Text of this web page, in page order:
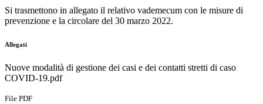
Si trasmettono in allegato il relativo vademecum con le misure di
prevenzione e la circolare del 30 marzo 2022.
Allegati
Nuove modalità di gestione dei casi e dei contatti stretti di caso
COVID-19.pdf
File PDF